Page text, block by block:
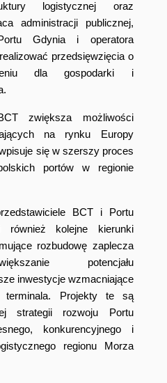
logistycznej oraz
administracji publicznej,
Gdynia i operatora
przedsięwzięcia o
dla gospodarki i
zwiększa możliwości
na rynku Europy
się w szerszy proces
portów w regionie
BCT i Portu
również kolejne kierunki
rozbudowę zaplecza
potencjału
inwestycje wzmacniające
terminala. Projekty te są
strategii rozwoju Portu
konkurencyjnego i
regionu Morza